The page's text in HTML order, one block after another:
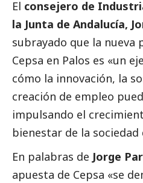
El consejero de
la Junta de Andalucía,
subrayado que la nueva
Cepsa en Palos es «un
cómo la innovación, la
creación de empleo
impulsando el
bienestar de la sociedad
En palabras de Jorge
apuesta de Cepsa «se